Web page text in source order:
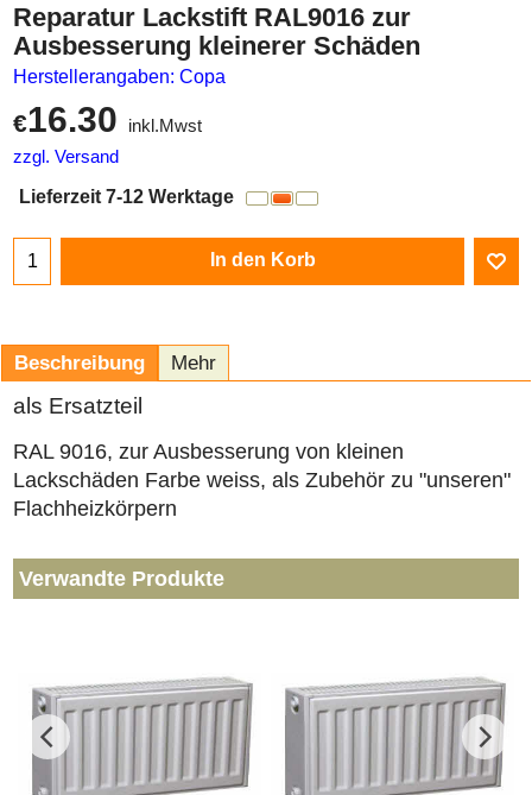
Reparatur Lackstift RAL9016 zur
Ausbesserung kleinerer Schäden
Herstellerangaben: Copa
€16.30
inkl.Mwst
zzgl. Versand
Lieferzeit 7-12 Werktage
In den Korb
Beschreibung Mehr
als Ersatzteil
RAL 9016, zur Ausbesserung von kleinen
Lackschäden Farbe weiss, als Zubehör zu "unseren"
Flachheizkörpern
Verwandte Produkte